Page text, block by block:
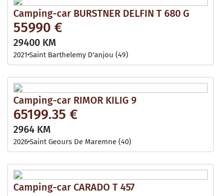
Camping-car BURSTNER DELFIN T 680 G
55990 €
29400 KM
2021 Saint Barthelemy D'anjou (49)
Camping-car RIMOR KILIG 9
65199.35 €
2964 KM
2026Saint Geours De Maremne (40)
Camping-car CARADO T 457